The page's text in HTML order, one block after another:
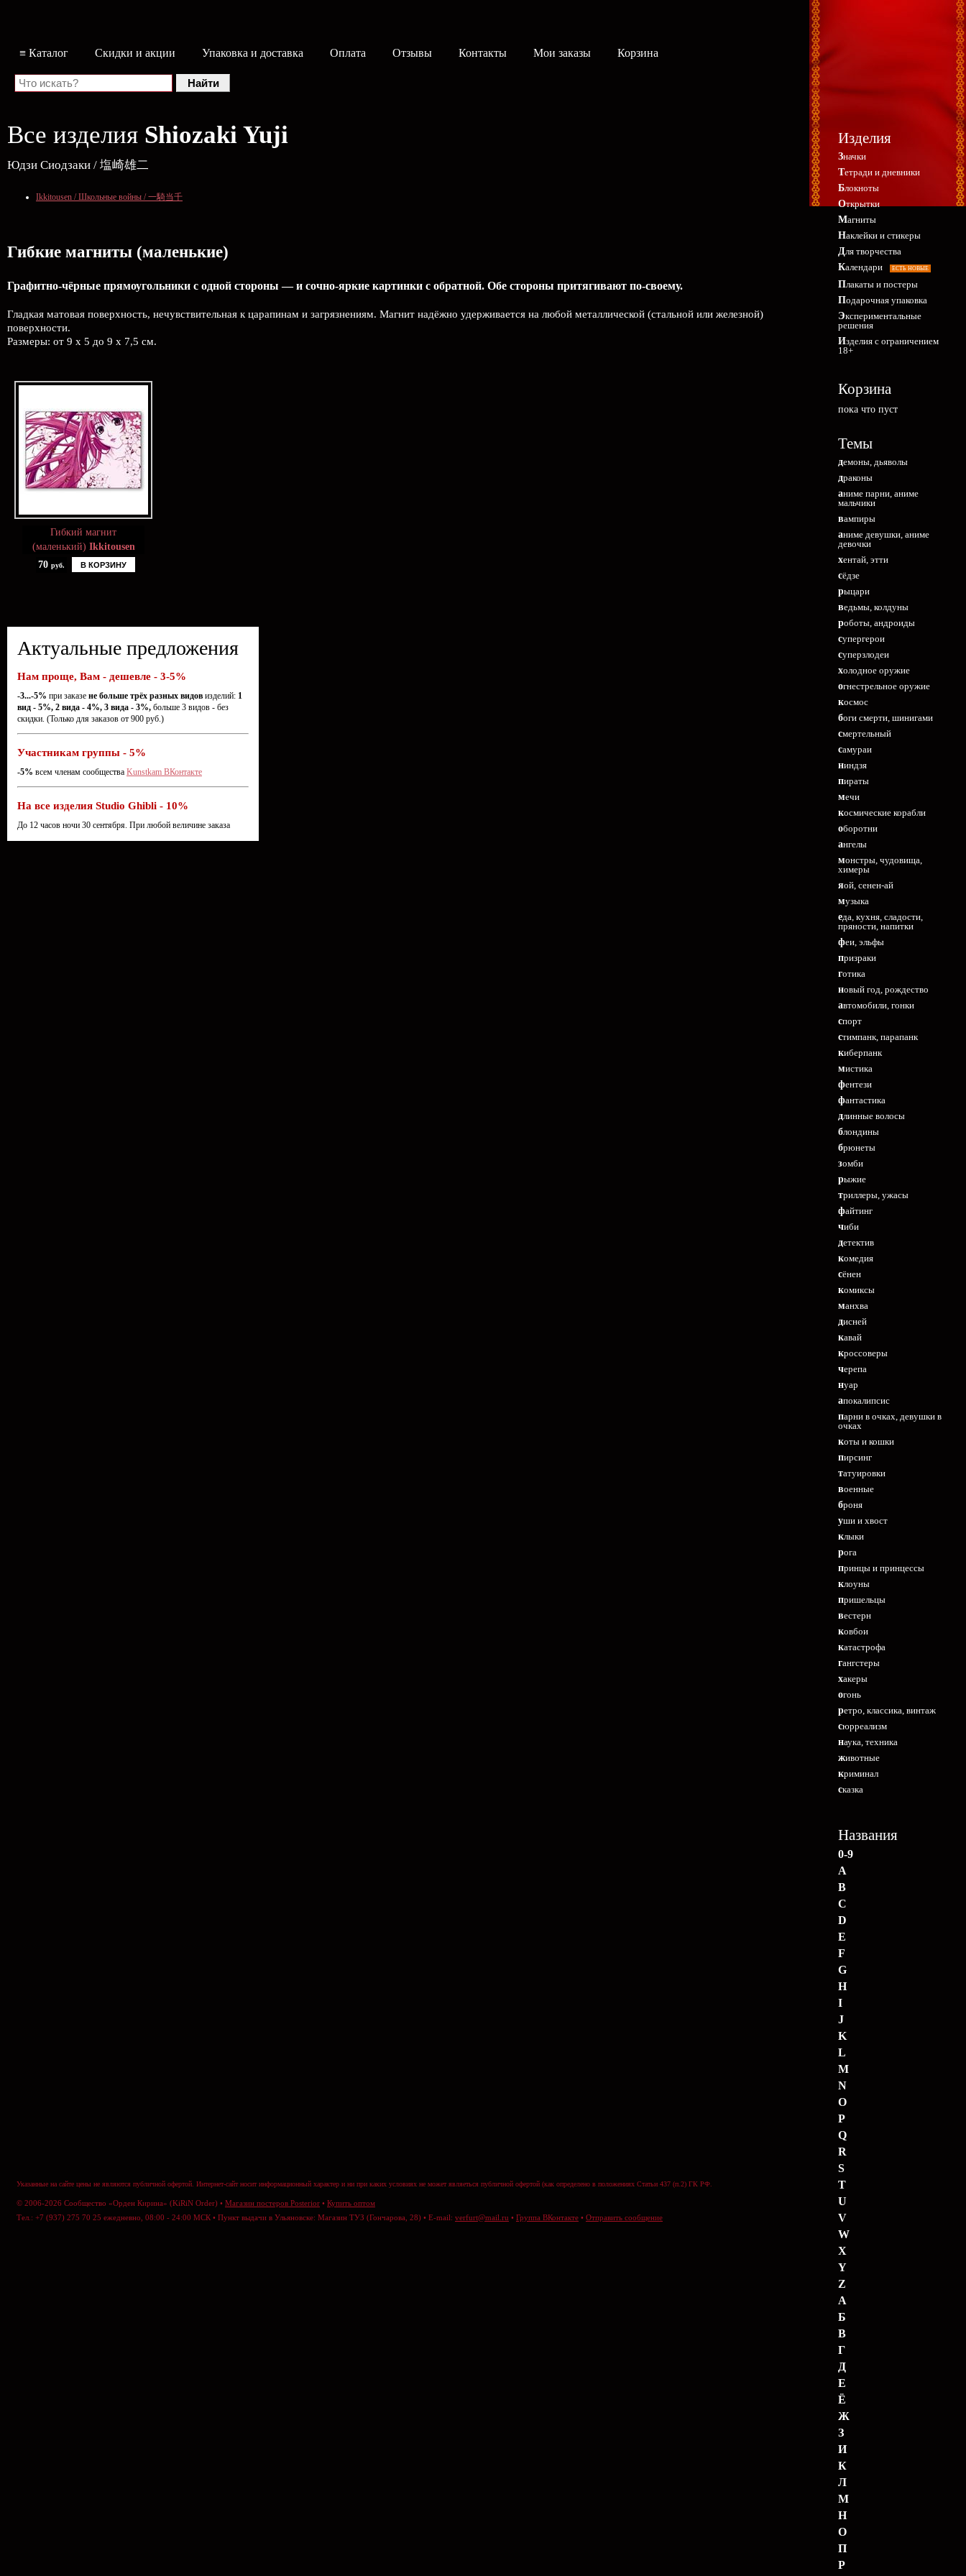
≡ Каталог Скидки и акции Упаковка и доставка Оплата Отзывы Контакты Мои заказы Корзина
Все изделия Shiozaki Yuji
Юдзи Сиодзаки / 塩崎雄二
Ikkitousen / Школьные войны / 一騎当千
Гибкие магниты (маленькие)
Графитно-чёрные прямоугольники с одной стороны — и сочно-яркие картинки с обратной. Обе стороны притягивают по-своему.
Гладкая матовая поверхность, нечувствительная к царапинам и загрязнениям. Магнит надёжно удерживается на любой металлической (стальной или железной)
поверхности.
Размеры: от 9 х 5 до 9 х 7,5 см.
Гибкий магнит
(маленький) Ikkitousen
70 руб. В КОРЗИНУ
Актуальные предложения
Нам проще, Вам - дешевле - 3-5%
-3...-5% при заказе не больше трёх разных видов изделий: 1
вид - 5%, 2 вида - 4%, 3 вида - 3%, больше 3 видов - без
скидки. (Только для заказов от 900 руб.)
Участникам группы - 5%
-5% всем членам сообщества Kunstkam ВКонтакте
На все изделия Studio Ghibli - 10%
До 12 часов ночи 30 сентября. При любой величине заказа
Изделия
Значки
Тетради и дневники
Блокноты
Открытки
Магниты
Наклейки и стикеры
Для творчества
Календари
ЕСТЬ НОВЫЕ
Плакаты и постеры
Подарочная упаковка
Экспериментальные
решения
Изделия с ограничением
18+
Корзина
пока что пуст
Темы
демоны, дьяволы
драконы
аниме парни, аниме
мальчики
вампиры
аниме девушки, аниме
девочки
хентай, этти
сёдзе
рыцари
ведьмы, колдуны
роботы, андроиды
супергерои
суперзлодеи
холодное оружие
огнестрельное оружие
космос
боги смерти, шинигами
смертельный
самураи
ниндзя
пираты
мечи
космические корабли
оборотни
ангелы
монстры, чудовища,
химеры
яой, сенен-ай
музыка
еда, кухня, сладости,
пряности, напитки
феи, эльфы
призраки
готика
новый год, рождество
автомобили, гонки
спорт
стимпанк, парапанк
киберпанк
мистика
фентези
фантастика
длинные волосы
блондины
брюнеты
зомби
рыжие
триллеры, ужасы
файтинг
чиби
детектив
комедия
сёнен
комиксы
манхва
дисней
кавай
кроссоверы
черепа
нуар
апокалипсис
парни в очках, девушки в
очках
коты и кошки
пирсинг
татуировки
военные
броня
уши и хвост
клыки
рога
принцы и принцессы
клоуны
пришельцы
вестерн
ковбои
катастрофа
гангстеры
хакеры
огонь
ретро, классика, винтаж
сюрреализм
наука, техника
животные
криминал
сказка
Названия
0-9
A
B
C
D
E
F
G
H
I
J
K
L
M
N
O
P
Q
R
S
T
U
V
W
X
Y
Z
А
Б
В
Г
Д
Е
Ё
Ж
З
И
К
Л
М
Н
О
П
Р
Указанные на сайте цены не являются публичной офертой. Интернет-сайт носит информационный характер и ни при каких условиях не может являеться публичной офертой (как определено в положениях Статьи 437 (п.2) ГК РФ.
© 2006-2026 Сообщество «Орден Кирина» (KiRiN Order) • Магазин постеров Posterior • Купить оптом
Тел.: +7 (937) 275 70 25 ежедневно, 08:00 - 24:00 МСК • Пункт выдачи в Ульяновске: Магазин ТУЗ (Гончарова, 28) • E-mail: verfurt@mail.ru • Группа ВКонтакте • Отправить сообщение